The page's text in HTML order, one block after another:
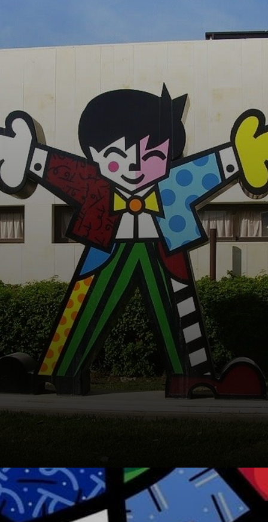
Sein Stil, der auf
der Verwendung
von lebendigen
Farben,
geometrischen
Formen und sich
wiederholenden
Mustern basiert,
ist zu seinem
Markenzeichen
geworden.